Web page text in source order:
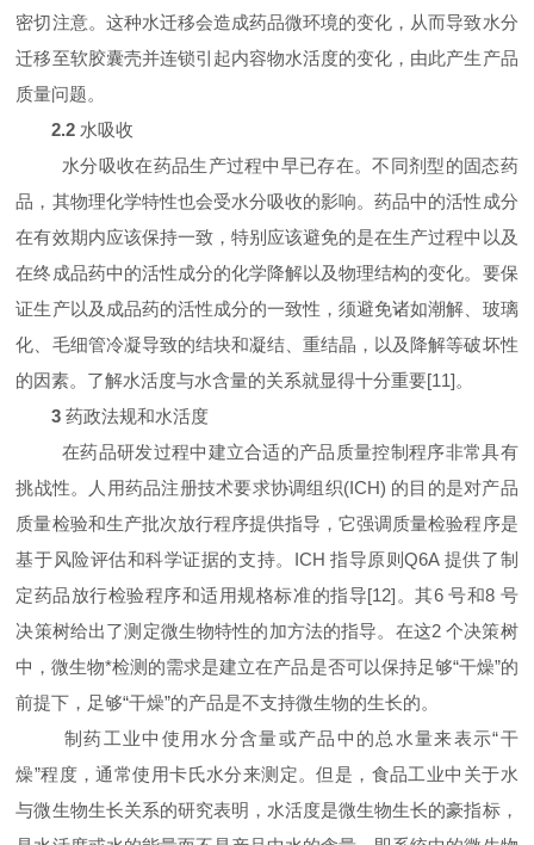
密切注意。这种水迁移会造成药品微环境的变化，从而导致水分
迁移至软胶囊壳并连锁引起内容物水活度的变化，由此产生产品
质量问题。
2.2 水吸收
水分吸收在药品生产过程中早已存在。不同剂型的固态药
品，其物理化学特性也会受水分吸收的影响。药品中的活性成分
在有效期内应该保持一致，特别应该避免的是在生产过程中以及
在终成品药中的活性成分的化学降解以及物理结构的变化。要保
证生产以及成品药的活性成分的一致性，须避免诸如潮解、玻璃
化、毛细管冷凝导致的结块和凝结、重结晶，以及降解等破坏性
的因素。了解水活度与水含量的关系就显得十分重要[11]。
3药政法规和水活度
在药品研发过程中建立合适的产品质量控制程序非常具有
挑战性。人用药品注册技术要求协调组织(ICH) 的目的是对产品
质量检验和生产批次放行程序提供指导，它强调质量检验程序是
基于风险评估和科学证据的支持。 ICH指导原则Q6A 提供了制
定药品放行检验程序和适用规格标准的指导[12] 。其6号和8 号
决策树给出了测定微生物特性的加方法的指导。在这2个决策树
中，微生物*检测的需求是建立在产品是否可以保持足够“干燥”的
前提下，足够“干燥”的产品是不支持微生物的生长的。
制药工业中使用水分含量或产品中的总水量来表示“干
燥”程度，通常使用卡氏水分来测定。但是，食品工业中关于水
与微生物生长关系的研究表明，水活度是微生物生长的豪指标，